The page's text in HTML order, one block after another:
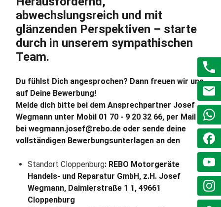
abwechslungsreich und mit
glänzenden Perspektiven – starte
durch in unserem sympathischen
Team.
Du fühlst Dich angesprochen? Dann freuen wir uns
auf Deine Bewerbung!
Melde dich bitte bei dem Ansprechpartner Josef
Wegmann unter Mobil 01 70 - 9 20 32 66, per Mail
bei wegmann.josef@rebo.de oder sende deine
vollständigen Bewerbungsunterlagen an den
Standort Cloppenburg: REBO Motorgeräte
Handels- und Reparatur GmbH, z.H. Josef
Wegmann, Daimlerstraße 1 1, 49661
Cloppenburg